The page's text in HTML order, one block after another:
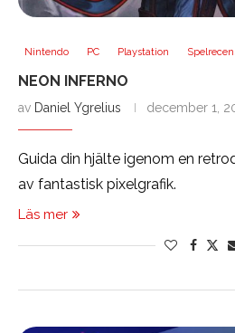
Nintendo PC Playstation
NEON INFERNO
av Daniel Ygrelius december 1,
Guida din hjälte igenom en
av fantastisk pixelgrafik.
Läs mer